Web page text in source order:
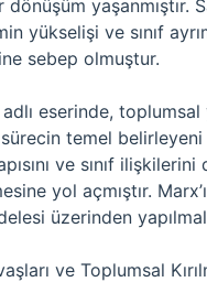
yükselişi ve sınıf
sebep olmuştur.
adlı eserinde,
temel
ve sınıf
yol açmıştır.
üzerinden
ve Toplumsal